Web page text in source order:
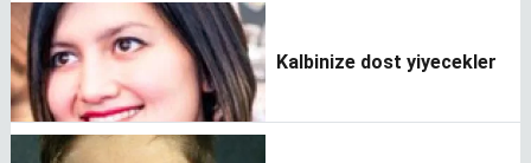
Kalbinize dost yiyecekler